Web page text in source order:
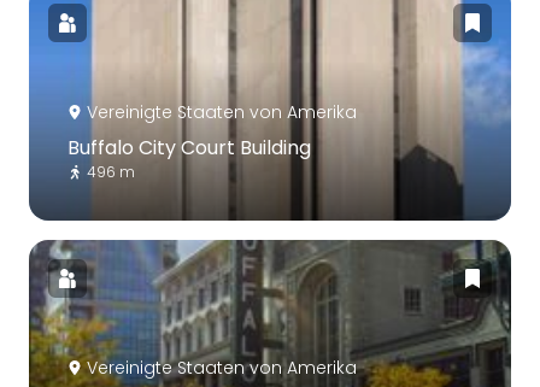
Vereinigte Staaten von Amerika
Buffalo City Court Building
496 m
Vereinigte Staaten von Amerika